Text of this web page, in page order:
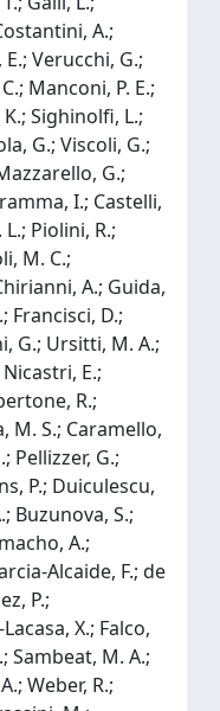
A.;
Verucchi, G.;
Manconi, P. E.;
K.; Sighinolfi, L.;
G.; Viscoli, G.;
G.;
I.; Castelli,
Piolini, R.;
M. C.;
A.; Guida,
Francisci, D.;
G.; Ursitti, M. A.;
E.;
R.;
M. S.; Caramello,
Pellizzer, G.;
P.; Duiculescu,
Buzunova, S.;
A.;
Alcaide, F.; de
P.;
X.; Falco,
Sambeat, M. A.;
Weber, R.;